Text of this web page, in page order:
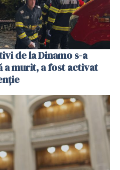
de la Dinamo s-a
a murit, a fost activat